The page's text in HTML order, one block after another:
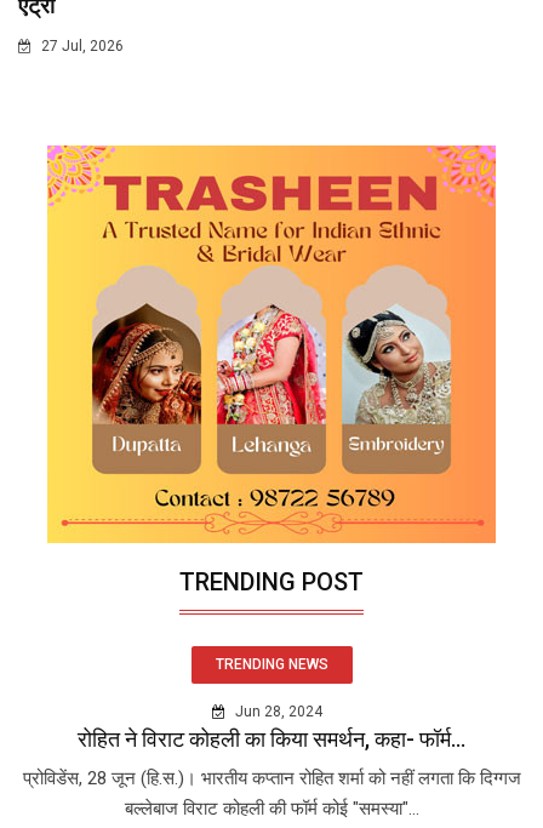
एंट्री
27 Jul, 2026
TRENDING POST
TRENDING NEWS
Jun 28, 2024
रोहित ने विराट कोहली का किया समर्थन, कहा- फॉर्म...
प्रोविडेंस, 28 जून (हि.स.)। भारतीय कप्तान रोहित शर्मा को नहीं लगता कि दिग्गज
बल्लेबाज विराट कोहली की फॉर्म कोई "समस्या"...